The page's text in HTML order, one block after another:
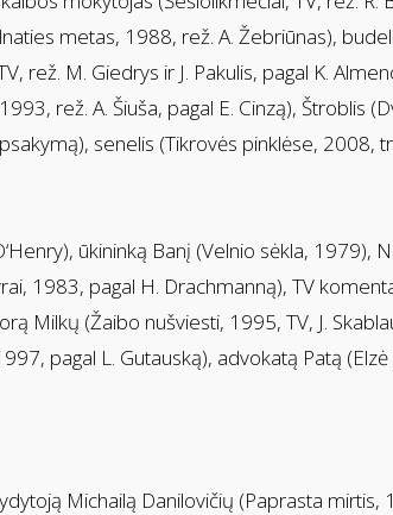
metas, 1988, rež. A. Žebriūnas),
rež. M. Giedrys ir J. Pakulis, pagal K.
rež. A. Šiuša, pagal E. Cinzą), Štroblis
senelis (Tikrovės pinklėse, 2008,
ūkininką Banį (Velnio sėkla, 1979),
1983, pagal H. Drachmanną), TV
Milkų (Žaibo nušviesti, 1995, TV, J.
pagal L. Gutauską), advokatą Patą (Elzė
Michailą Danilovičių (Paprasta mirtis,